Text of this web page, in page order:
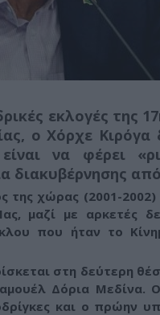
εκλογές της
ο Χόρχε
να φέρει
διακυβέρνησης
της χώρας (2001-
μαζί με αρκετές
που ήταν το
στη δεύτερη
Δόρια Μεδίνα.
και ο πρώην